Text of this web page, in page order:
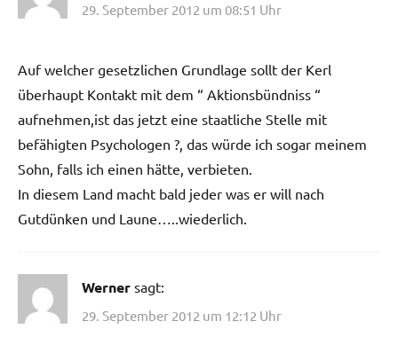
29. September 2012 um 08:51 Uhr
Auf welcher gesetzlichen Grundlage sollt der Kerl
überhaupt Kontakt mit dem “ Aktionsbündniss “
aufnehmen,ist das jetzt eine staatliche Stelle mit
befähigten Psychologen ?, das würde ich sogar meinem
Sohn, falls ich einen hätte, verbieten.
In diesem Land macht bald jeder was er will nach
Gutdünken und Laune…..wiederlich.
Werner sagt:
29. September 2012 um 12:12 Uhr